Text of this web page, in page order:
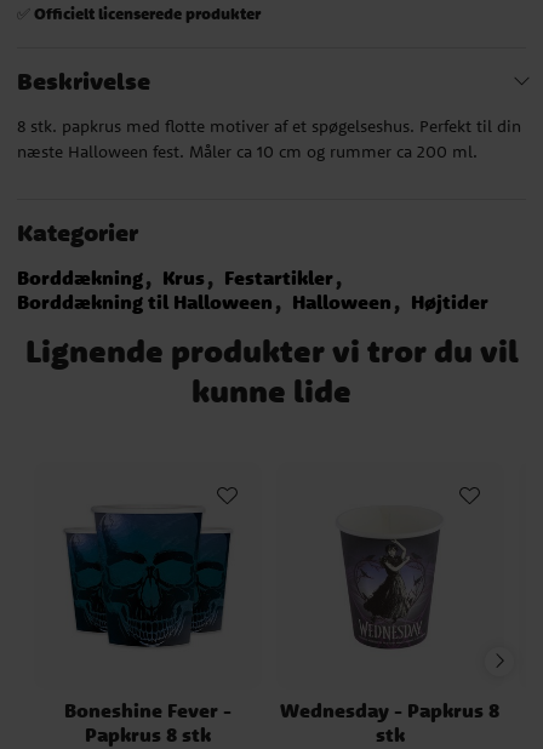
✅ Officielt licenserede produkter
Beskrivelse
8 stk. papkrus med flotte motiver af et spøgelseshus. Perfekt til din
næste Halloween fest. Måler ca 10 cm og rummer ca 200 ml.
Kategorier
Borddækning Krus
Festartikler
Borddækning til Halloween
Halloween Højtider
Lignende produkter vi tror du vil
kunne lide
Boneshine Fever -
Papkrus 8 stk
Wednesday - Papkrus 8
stk